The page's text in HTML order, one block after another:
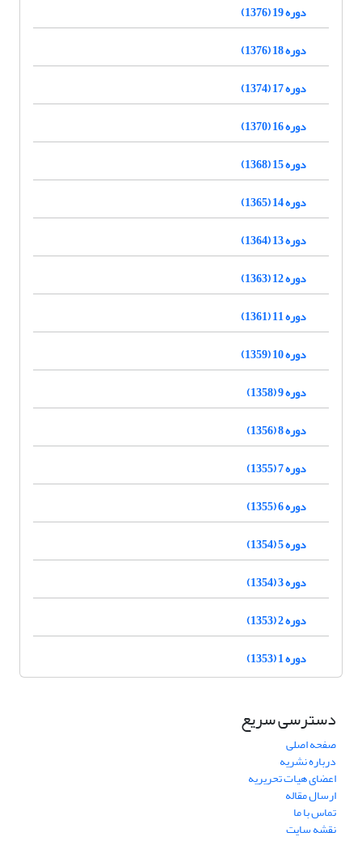
دوره 19 (1376)
دوره 18 (1376)
دوره 17 (1374)
دوره 16 (1370)
دوره 15 (1368)
دوره 14 (1365)
دوره 13 (1364)
دوره 12 (1363)
دوره 11 (1361)
دوره 10 (1359)
دوره 9 (1358)
دوره 8 (1356)
دوره 7 (1355)
دوره 6 (1355)
دوره 5 (1354)
دوره 3 (1354)
دوره 2 (1353)
دوره 1 (1353)
دسترسی سریع
صفحه اصلی
درباره نشریه
اعضای هیات تحریریه
ارسال مقاله
تماس با ما
نقشه سایت